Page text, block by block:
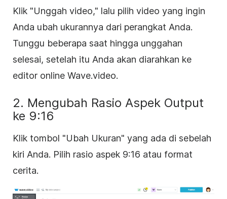
Klik "Unggah video," lalu pilih video yang ingin
Anda ubah ukurannya dari perangkat Anda.
Tunggu beberapa saat hingga unggahan
selesai, setelah itu Anda akan diarahkan ke
editor online Wave.video.
2. Mengubah Rasio Aspek Output
ke 9:16
Klik tombol "Ubah Ukuran" yang ada di sebelah
kiri Anda. Pilih rasio aspek 9:16 atau format
cerita.